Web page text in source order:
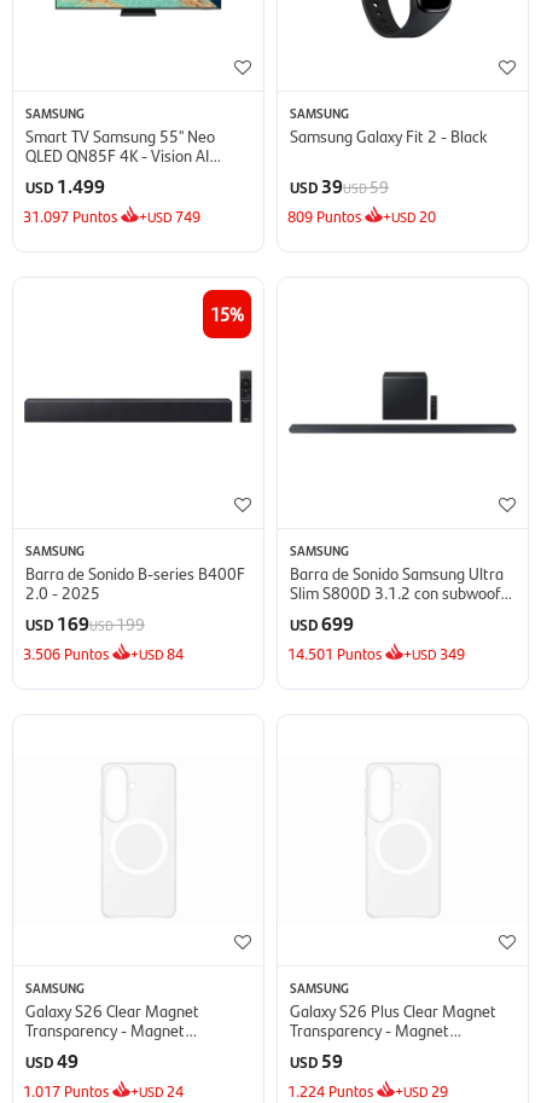
SAMSUNG
Smart TV Samsung 55'' Neo
QLED QN85F 4K - Vision AI
USD 1.499
31.097 Puntos +USD749
SAMSUNG
Samsung Galaxy Fit 2 - Black
USD 39USD59
809 Puntos +USD 20
15
SAMSUNG
Barra de Sonido B-series B400F
2.0 - 2025
USD 169USD199
3.506 Puntos +USD84
SAMSUNG
Barra de Sonido Samsung Ultra
Slim S800D 3.1.2 con subwoofer
USD699
14.501 Puntos +USD 349
SAMSUNG
Galaxy S26 Clear Magnet
Transparency - Magnet
Transparency
USD49
1.017 Puntos +USD 24
SAMSUNG
Galaxy S26 Plus Clear Magnet
Transparency - Magnet
Transparency
USD 59
1.224 Puntos +USD 29